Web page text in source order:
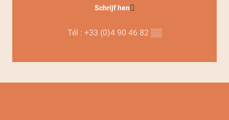
Schrijf hen
Tél : +33 (0)4 90 46 82 ▒▒